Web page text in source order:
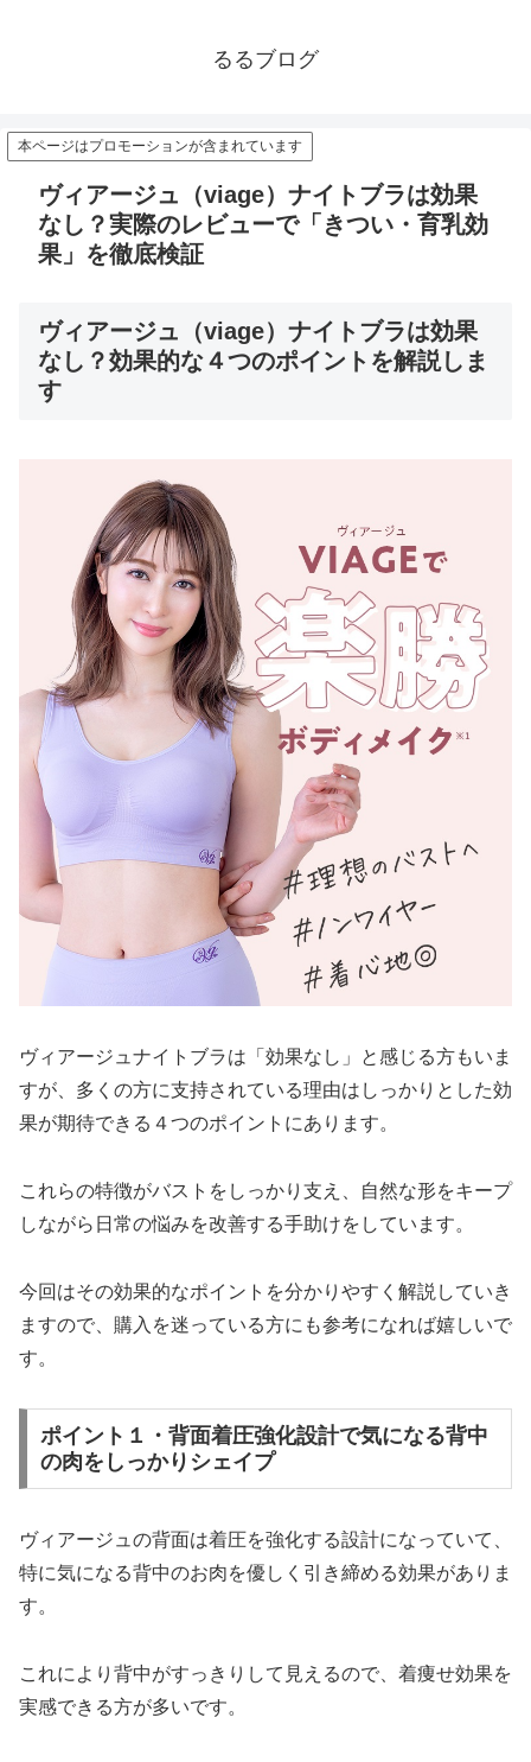
るるブログ
本ページはプロモーションが含まれています
ヴィアージュ（viage）ナイトブラは効果
なし？実際のレビューで「きつい・育乳効
果」を徹底検証
ヴィアージュ（viage）ナイトブラは効果
なし？効果的な４つのポイントを解説しま
す
ヴィアージュナイトブラは「効果なし」と感じる方もいま
すが、多くの方に支持されている理由はしっかりとした効
果が期待できる４つのポイントにあります。
これらの特徴がバストをしっかり支え、自然な形をキープ
しながら日常の悩みを改善する手助けをしています。
今回はその効果的なポイントを分かりやすく解説していき
ますので、購入を迷っている方にも参考になれば嬉しいで
す。
ポイント１・背面着圧強化設計で気になる背中
の肉をしっかりシェイプ
ヴィアージュの背面は着圧を強化する設計になっていて、
特に気になる背中のお肉を優しく引き締める効果がありま
す。
これにより背中がすっきりして見えるので、着痩せ効果を
実感できる方が多いです。